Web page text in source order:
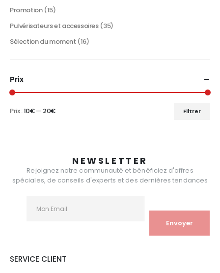
Promotion (15)
Pulvérisateurs et accessoires (35)
Sélection du moment (16)
Prix
Filtrer
Prix :10€— 20€
NEWSLETTER
Rejoignez notre communauté et bénéficiez d'offres
spéciales, de conseils d'experts et des dernières tendances
SERVICE CLIENT